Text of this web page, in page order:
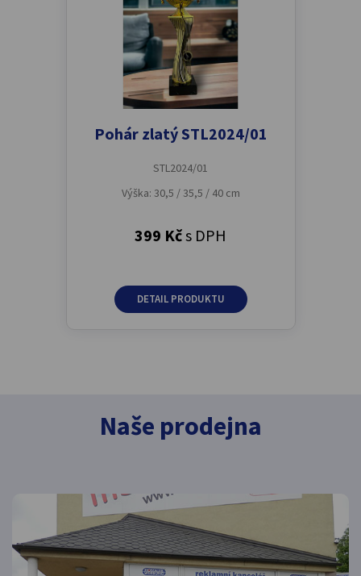
Pohár zlatý STL2024/01
STL2024/01
Výška: 30,5 / 35,5 / 40 cm
399 Kčs DPH
DETAIL PRODUKTU
Naše prodejna